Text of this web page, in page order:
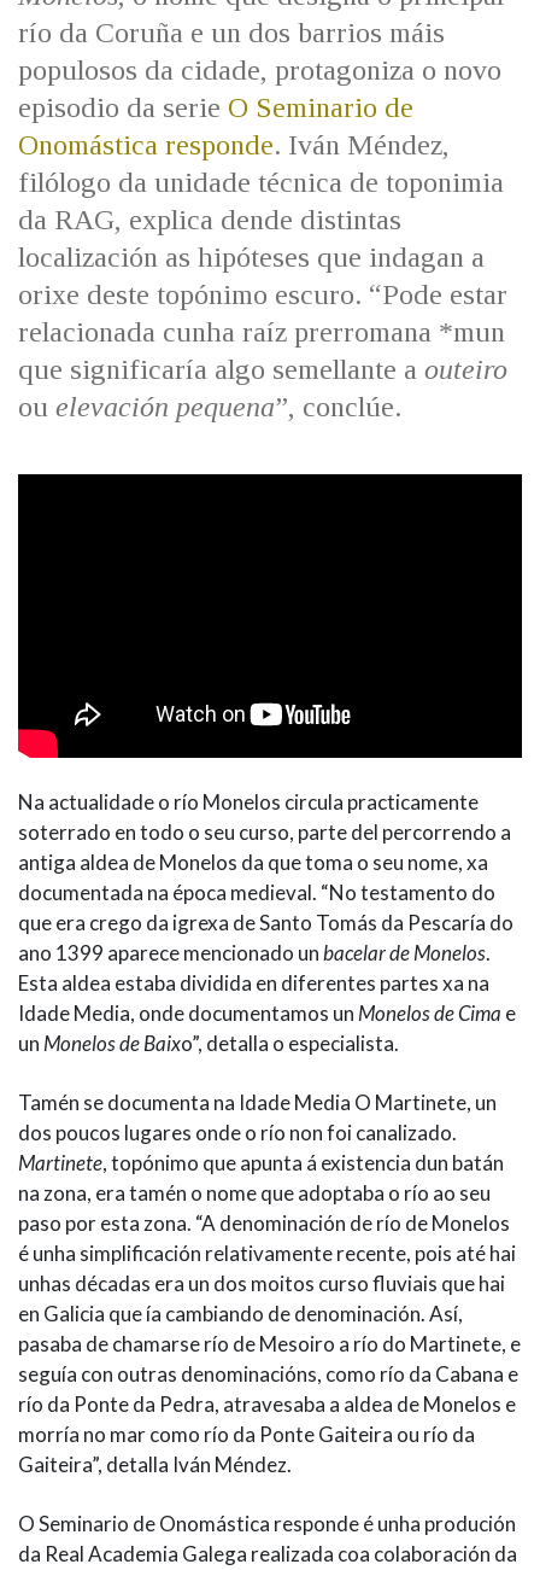
IDENTIDADE CORPORATIVA
MARCIAL DEL ADALID
CASA-MUSEO EMILIA PARDO
BAZÁN
FIGURAS HOMENAXEADAS
HISTORIA
60 ANOS DLG
PRIMAVERA DAS LETRAS
PORTAL DAS PALABRAS
FacebookTwitterYoutubeInstagram
Bluesky
río da Coruña e un dos barrios máis
populosos da cidade, protagoniza o novo
episodio da serie O Seminario de
Onomástica responde. Iván Méndez,
filólogo da unidade técnica de toponimia
da RAG, explica dende distintas
localización as hipóteses que indagan a
orixe deste topónimo escuro. “Pode estar
relacionada cunha raíz prerromana *mun
que significaría algo semellante a outeiro
ou elevación pequena”, conclúe.
Na actualidade o río Monelos circula practicamente
soterrado en todo o seu curso, parte del percorrendo a
antiga aldea de Monelos da que toma o seu nome, xa
documentada na época medieval. “No testamento do
que era crego da igrexa de Santo Tomás da Pescaría do
ano 1399 aparece mencionado unbacelar de Monelos.
Esta aldea estaba dividida en diferentes partes xa na
Idade Media, onde documentamos un Monelos de Cima e
un Monelos de Baixo”, detalla o especialista.
Tamén se documenta na Idade Media O Martinete, un
dos poucos lugares onde o río non foi canalizado.
Martinete, topónimo que apunta á existencia dun batán
na zona, era tamén o nome que adoptaba o río ao seu
paso por esta zona. “A denominación de río de Monelos
é unha simplificación relativamente recente, pois até hai
unhas décadas era un dos moitos curso fluviais que hai
en Galicia que ía cambiando de denominación. Así,
pasaba de chamarse río de Mesoiro a río do Martinete, e
seguía con outras denominacións, como río da Cabana e
río da Ponte da Pedra, atravesaba a aldea de Monelos e
morría no mar como río da Ponte Gaiteira ou río da
Gaiteira”, detalla Iván Méndez.
O Seminario de Onomástica responde é unha produción
da Real Academia Galega realizada coa colaboración da